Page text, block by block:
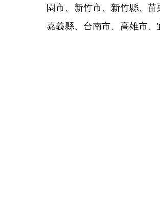
園市、新竹市、新竹縣、苗
嘉義縣、台南市、高雄市、